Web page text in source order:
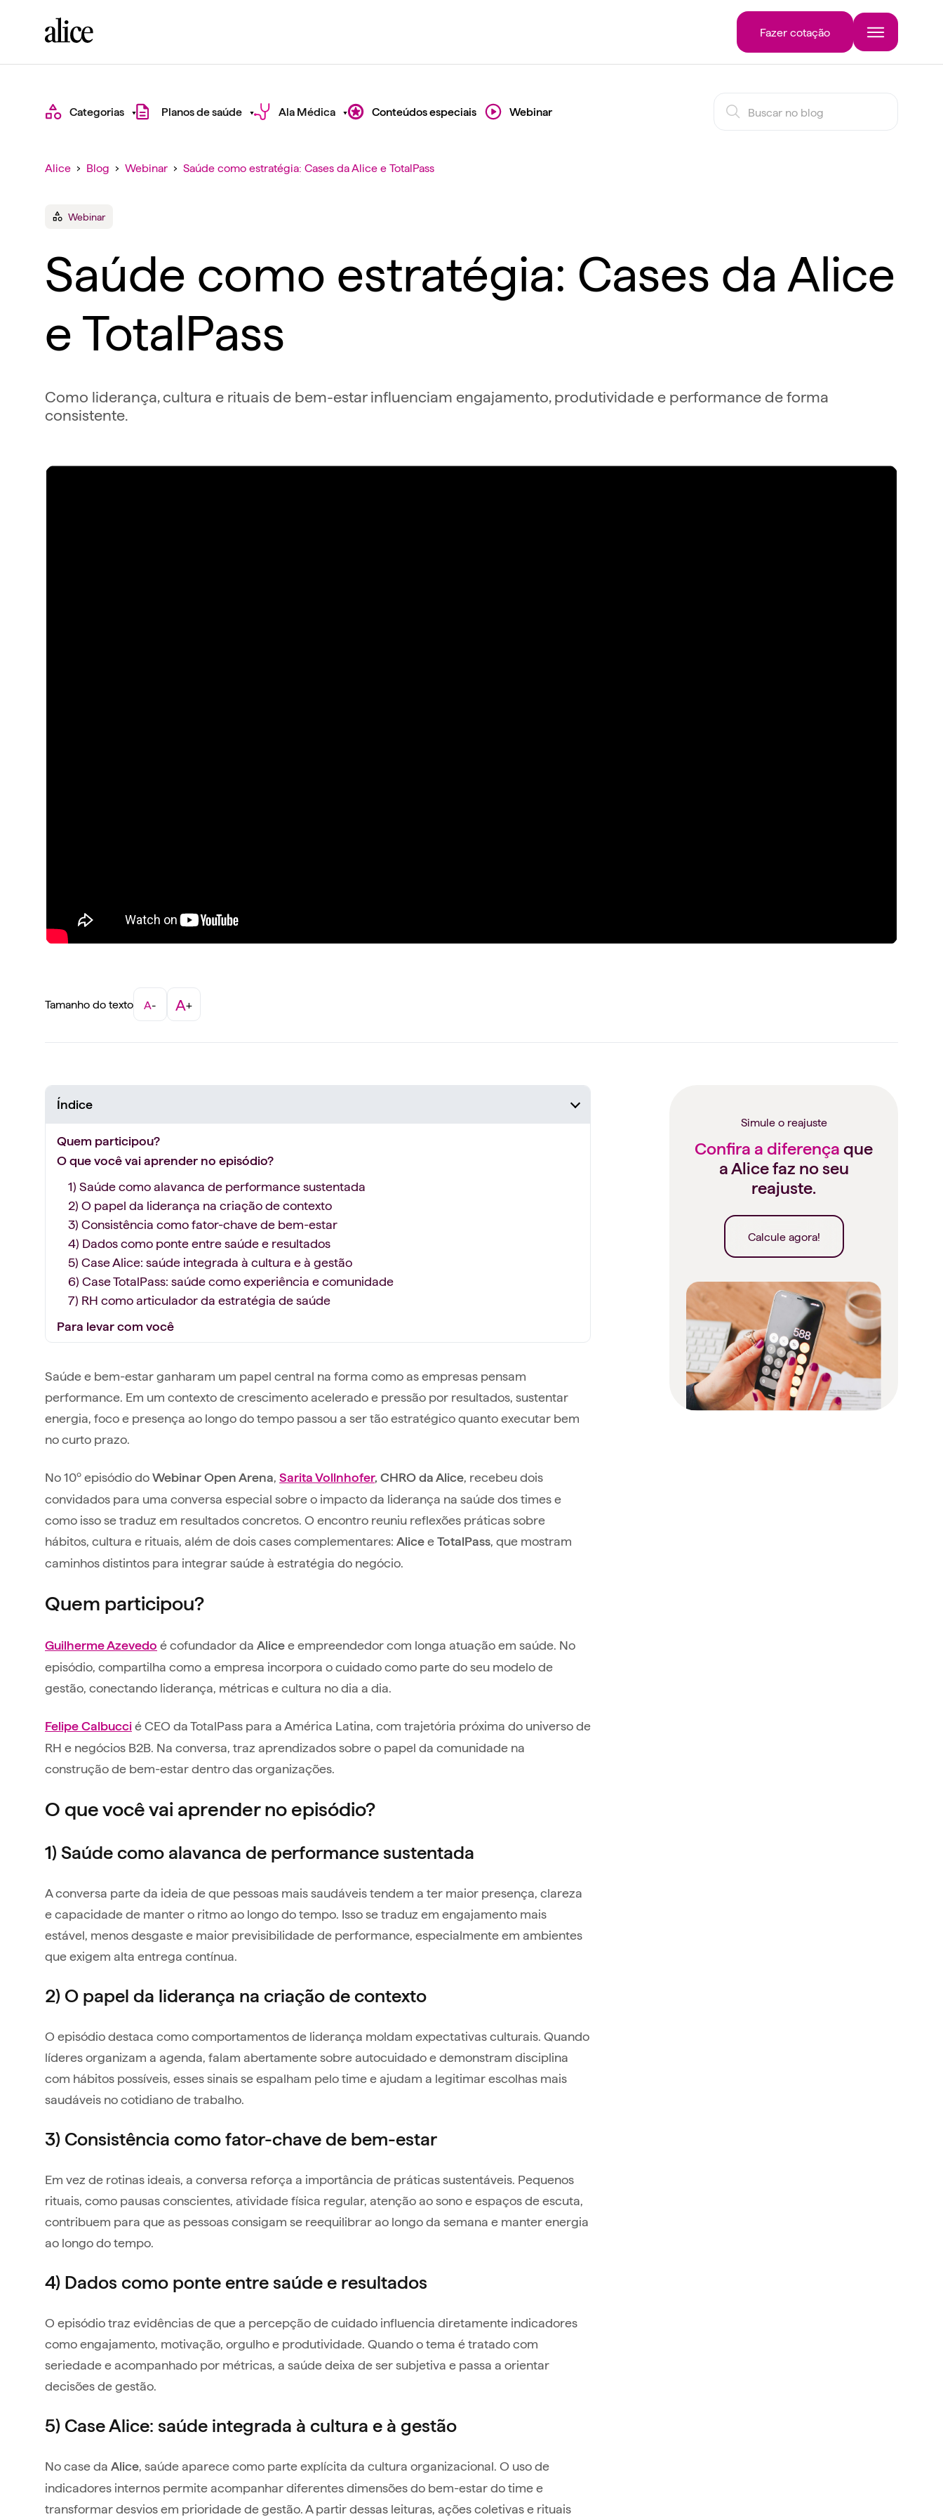
Fazer cotação
Categorias Planos de saúde Ala Médica Conteúdos especiais Webinar
Alice › Blog › Webinar › Saúde como estratégia: Cases da Alice e TotalPass
Webinar
Saúde como estratégia: Cases da Alice
e TotalPass
Como liderança, cultura e rituais de bem-estar influenciam engajamento, produtividade e performance de forma
consistente.
Tamanho do texto A- A+
Índice
Quem participou?
O que você vai aprender no episódio?
1) Saúde como alavanca de performance sustentada
2) O papel da liderança na criação de contexto
3) Consistência como fator-chave de bem-estar
4) Dados como ponte entre saúde e resultados
5) Case Alice: saúde integrada à cultura e à gestão
6) Case TotalPass: saúde como experiência e comunidade
7) RH como articulador da estratégia de saúde
Para levar com você
Saúde e bem-estar ganharam um papel central na forma como as empresas pensam
performance. Em um contexto de crescimento acelerado e pressão por resultados, sustentar
energia, foco e presença ao longo do tempo passou a ser tão estratégico quanto executar bem
no curto prazo.
No 10º episódio do Webinar Open Arena Sarita Vollnhofer, CHRO da Alice , recebeu dois
convidados para uma conversa especial sobre o impacto da liderança na saúde dos times e
como isso se traduz em resultados concretos. O encontro reuniu reflexões práticas sobre
hábitos, cultura e rituais, além de dois cases complementares: Alice e TotalPass , que mostram
caminhos distintos para integrar saúde à estratégia do negócio.
Quem participou?
Guilherme Azevedo é cofundador da Alice e empreendedor com longa atuação em saúde. No
episódio, compartilha como a empresa incorpora o cuidado como parte do seu modelo de
gestão, conectando liderança, métricas e cultura no dia a dia.
Felipe Calbucci é CEO da TotalPass para a América Latina, com trajetória próxima do universo de
RH e negócios B2B. Na conversa, traz aprendizados sobre o papel da comunidade na
construção de bem-estar dentro das organizações.
O que você vai aprender no episódio?
1) Saúde como alavanca de performance sustentada
A conversa parte da ideia de que pessoas mais saudáveis tendem a ter maior presença, clareza
e capacidade de manter o ritmo ao longo do tempo. Isso se traduz em engajamento mais
estável, menos desgaste e maior previsibilidade de performance, especialmente em ambientes
que exigem alta entrega contínua.
2) O papel da liderança na criação de contexto
O episódio destaca como comportamentos de liderança moldam expectativas culturais. Quando
líderes organizam a agenda, falam abertamente sobre autocuidado e demonstram disciplina
com hábitos possíveis, esses sinais se espalham pelo time e ajudam a legitimar escolhas mais
saudáveis no cotidiano de trabalho.
3) Consistência como fator-chave de bem-estar
Em vez de rotinas ideais, a conversa reforça a importância de práticas sustentáveis. Pequenos
rituais, como pausas conscientes, atividade física regular, atenção ao sono e espaços de escuta,
contribuem para que as pessoas consigam se reequilibrar ao longo da semana e manter energia
ao longo do tempo.
4) Dados como ponte entre saúde e resultados
O episódio traz evidências de que a percepção de cuidado influencia diretamente indicadores
como engajamento, motivação, orgulho e produtividade. Quando o tema é tratado com
seriedade e acompanhado por métricas, a saúde deixa de ser subjetiva e passa a orientar
decisões de gestão.
5) Case Alice: saúde integrada à cultura e à gestão
No case da Alice , saúde aparece como parte explícita da cultura organizacional. O uso de
indicadores internos permite acompanhar diferentes dimensões do bem-estar do time e
transformar desvios em prioridade de gestão. A partir dessas leituras, ações coletivas e rituais
Simule o reajuste
Confira a diferença que
a Alice faz no seu
reajuste.
Calcule agora!